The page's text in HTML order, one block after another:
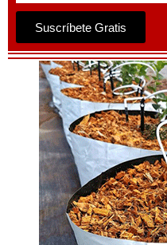
Suscríbete Gratis